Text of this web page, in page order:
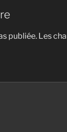
publiée. Les